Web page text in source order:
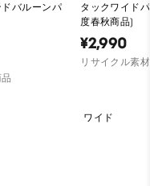
バルーンパ
タックワイド
度春秋商品)
¥2,990
リサイクル素材
ワイド